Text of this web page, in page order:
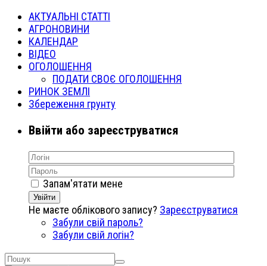
АКТУАЛЬНІ СТАТТІ
АГРОНОВИНИ
КАЛЕНДАР
ВІДЕО
ОГОЛОШЕННЯ
ПОДАТИ СВОЄ ОГОЛОШЕННЯ
РИНОК ЗЕМЛІ
Збереження грунту
Ввійти або зареєструватися
Запам'ятати мене
Увійти
Не маєте облікового запису? Зареєструватися
Забули свій пароль?
Забули свій логін?